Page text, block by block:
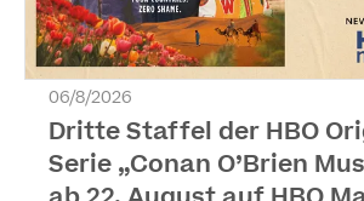
06/8/2026
Dritte Staffel der HBO
Serie „Conan O’Brien